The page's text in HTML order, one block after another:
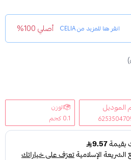
انقر هنا للمزيد منCELIA أصلي 100%
من سيليا 600ج
الموديل
الوزن
0.1 كجم